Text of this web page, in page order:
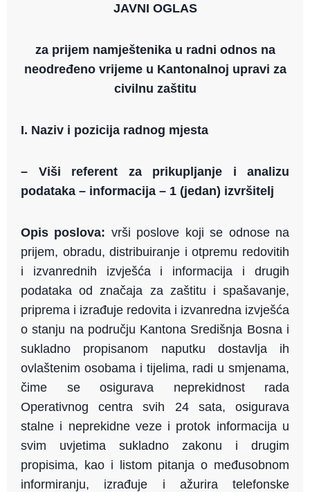
JAVNI OGLAS
za prijem namještenika u radni odnos na
neodređeno vrijeme u Kantonalnoj upravi za
civilnu zaštitu
I. Naziv i pozicija radnog mjesta
– Viši referent za prikupljanje i analizu
podataka – informacija – 1 (jedan) izvršitelj
Opis poslova: vrši poslove koji se odnose na
prijem, obradu, distribuiranje i otpremu redovitih
i izvanrednih izvješća i informacija i drugih
podataka od značaja za zaštitu i spašavanje,
priprema i izrađuje redovita i izvanredna izvješća
o stanju na području Kantona Središnja Bosna i
sukladno propisanom naputku dostavlja ih
ovlaštenim osobama i tijelima, radi u smjenama,
čime se osigurava neprekidnost rada
Operativnog centra svih 24 sata, osigurava
stalne i neprekidne veze i protok informacija u
svim uvjetima sukladno zakonu i drugim
propisima, kao i listom pitanja o međusobnom
informiranju, izrađuje i ažurira telefonske